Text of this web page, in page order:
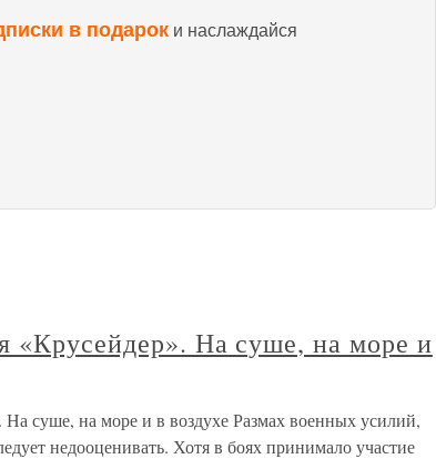
в подарок и наслаждайся
«Крусейдер». На суше, на море и
На суше, на море и в воздухе Размах военных усилий,
недооценивать. Хотя в боях принимало участие